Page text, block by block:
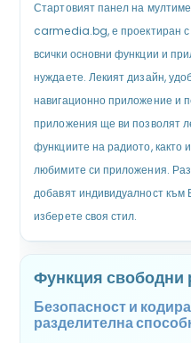
Стартовият панел на
carmedia.bg, е проектиран с
всички основни функции и
нуждаете. Лекият дизайн,
навигационно приложение и
приложения ще ви позволят
функциите на радиото, както
любимите си приложения.
добавят индивидуалност
изберете своя стил.
Функция
Безопасност и
разделителна